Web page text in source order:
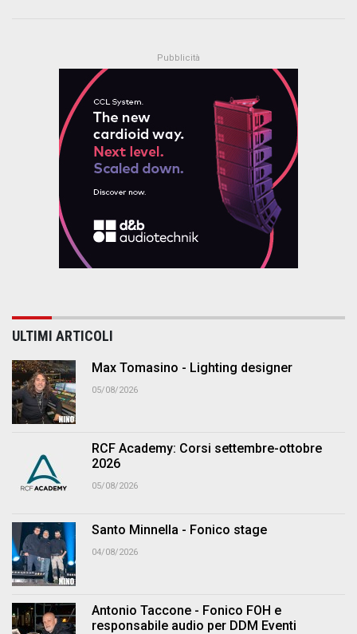
ULTIMI ARTICOLI
Max Tomasino - Lighting designer
05/08/2026
RCF Academy: Corsi settembre-ottobre
2026
05/08/2026
Santo Minnella - Fonico stage
04/08/2026
Antonio Taccone - Fonico FOH e
responsabile audio per DDM Eventi